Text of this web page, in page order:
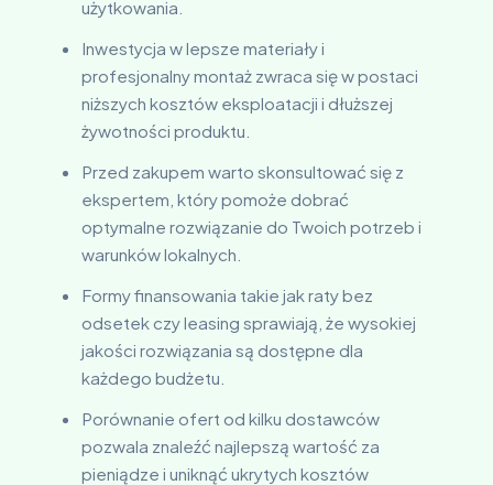
użytkowania.
Inwestycja w lepsze materiały i
profesjonalny montaż zwraca się w postaci
niższych kosztów eksploatacji i dłuższej
żywotności produktu.
Przed zakupem warto skonsultować się z
ekspertem, który pomoże dobrać
optymalne rozwiązanie do Twoich potrzeb i
warunków lokalnych.
Formy finansowania takie jak raty bez
odsetek czy leasing sprawiają, że wysokiej
jakości rozwiązania są dostępne dla
każdego budżetu.
Porównanie ofert od kilku dostawców
pozwala znaleźć najlepszą wartość za
pieniądze i uniknąć ukrytych kosztów